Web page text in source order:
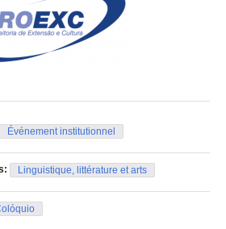
Événement institutionnel
Linguistique, littérature et arts